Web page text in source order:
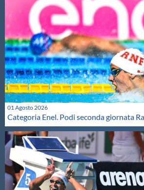
01 Agosto 2026
Categoria Enel. Podi seconda giornata